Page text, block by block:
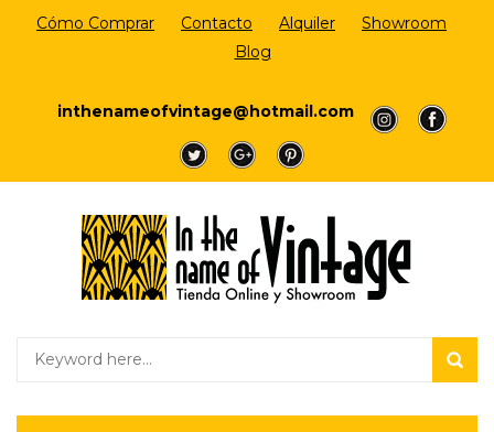
Cómo Comprar Contacto Alquiler
Showroom
Blog
inthenameofvintage@hotmail.com
a
a
a
a a